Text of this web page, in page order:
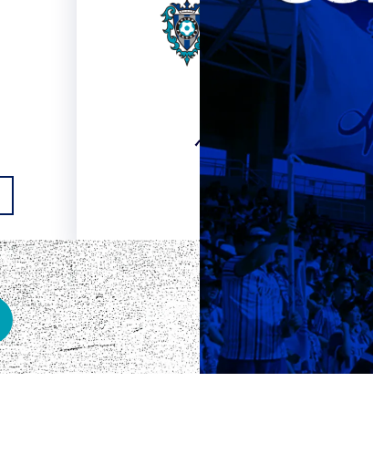
VS
ベスト電器スタジアム